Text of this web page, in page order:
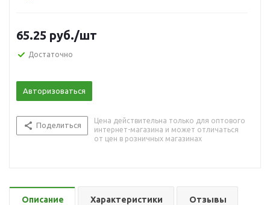
65.25 руб./шт
Достаточно
Авторизоваться
Поделиться
Цена действительна только для оптового
интернет-магазина и может отличаться
от цен в розничных магазинах
Описание Характеристики Отзывы